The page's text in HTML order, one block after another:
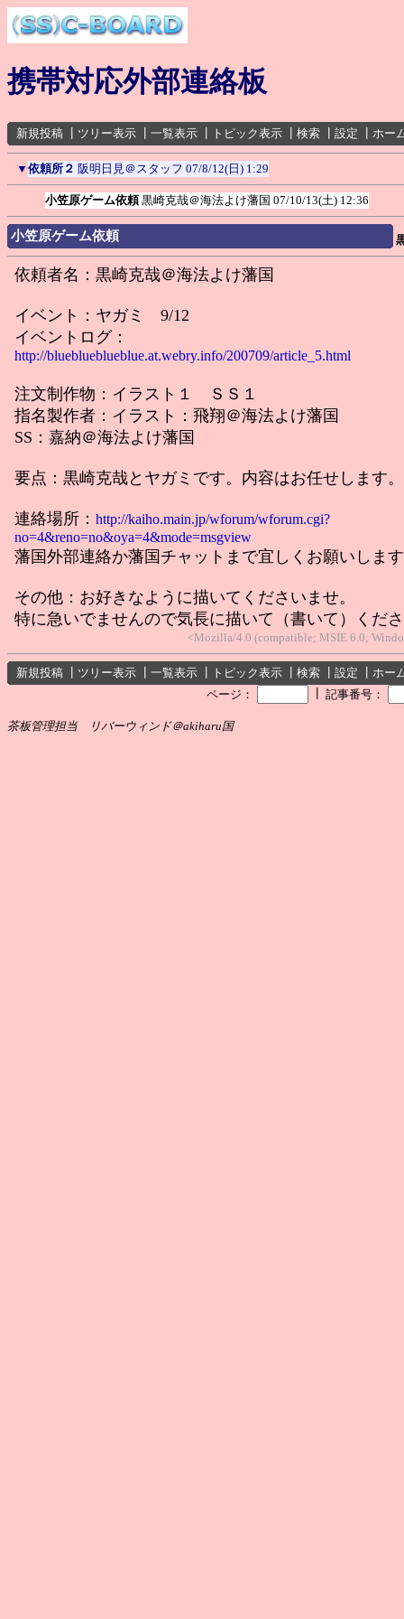
携帯対応外部連絡板
新規投稿 ツリー表示 一覧表示 トピック表示 検索 設定 ホー
▼ 依頼所２ 阪明日見＠スタッフ 07/8/12(日) 1:29
小笠原ゲーム依頼 黒崎克哉＠海法よけ藩国 07/10/13(土) 12:36
小笠原ゲーム依頼
依頼者名：黒崎克哉＠海法よけ藩国
イベント：ヤガミ 9/12
イベントログ：
http://blueblueblueblue.at.webry.info/200709/article_5.html
注文制作物：イラスト１ ＳＳ１
指名製作者：イラスト：飛翔＠海法よけ藩国
SS：嘉納＠海法よけ藩国
要点：黒崎克哉とヤガミです。内容はお任せします。
連絡場所： http://kaiho.main.jp/wforum/wforum.cgi?
no=4&reno=no&oya=4&mode=msgview
藩国外部連絡か藩国チャットまで宜しくお願いしま
その他：お好きなように描いてくださいませ。
特に急いでませんので気長に描いて（書いて）くだ
<Mozilla/4.0 (compatible; MSIE 6.0;
新規投稿 ツリー表示 一覧表示 トピック表示 検索 設定
ホー
ページ：
記事番号：
茶板管理担当 リバーウィンド＠akiharu国